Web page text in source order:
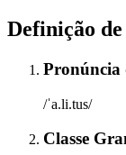
Definição de
Pronúncia
/ˈa.li.tus/
Classe